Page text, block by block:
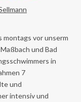
montags vor unserm
und Bad
in
7
und
intensiv und